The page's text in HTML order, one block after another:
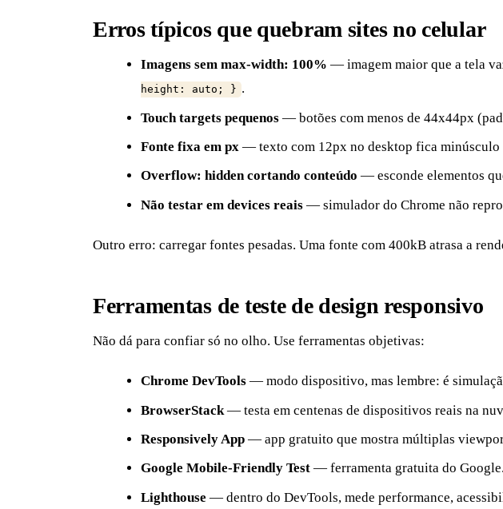
Erros típicos que quebram sites no celular
Imagens sem max-width: 100% — imagem maior que a tela
height: auto; } .
Touch targets pequenos — botões com menos de 44x44px
Fonte fixa em px — texto com 12px no desktop fica minúsculo
Overflow: hidden cortando conteúdo — esconde elementos
Não testar em devices reais — simulador do Chrome não
Outro erro: carregar fontes pesadas. Uma fonte com 400kB atrasa a
Ferramentas de teste de design responsivo
Não dá para confiar só no olho. Use ferramentas objetivas:
Chrome DevTools — modo dispositivo, mas lembre: é
BrowserStack — testa em centenas de dispositivos reais na
Responsively App — app gratuito que mostra múltiplas
Google Mobile-Friendly Test — ferramenta gratuita do
Lighthouse — dentro do DevTools, mede performance,